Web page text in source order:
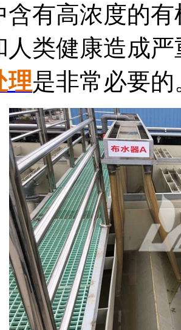
含有高浓度的
人类健康造成
理是非常必要的